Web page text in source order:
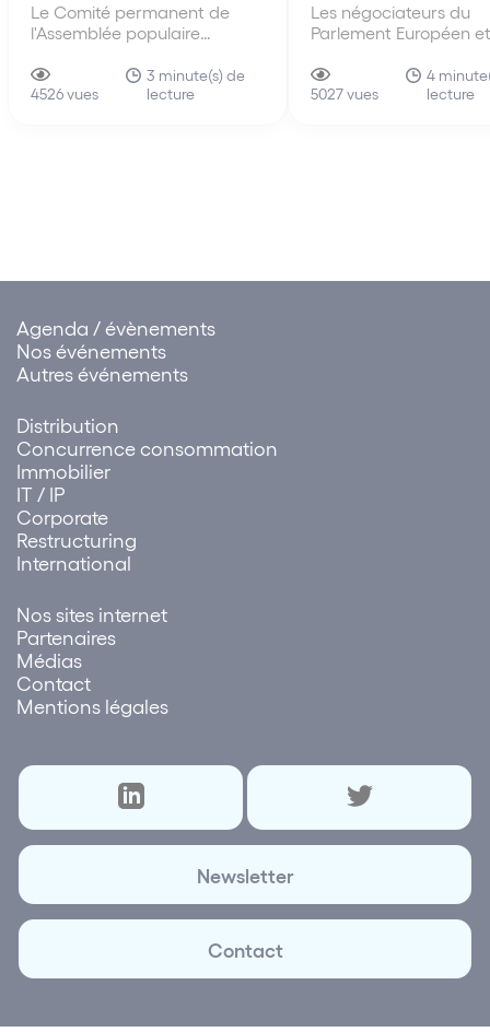
Le Comité permanent de
l'Assemblée populaire
législatif suprême de la
Chine, a adopté le 10 juin
4526 vues
3 minute(s) de
lecture
Les négociateurs du
Parlement Européen
Européenne ont
mai 2021 à un accord
5027 vues
4
lecture
Agenda / évènements
Nos événements
Autres événements
Distribution
Concurrence consommation
Immobilier
IT / IP
Corporate
Restructuring
International
Nos sites internet
Partenaires
Médias
Contact
Mentions légales
Newsletter
Contact